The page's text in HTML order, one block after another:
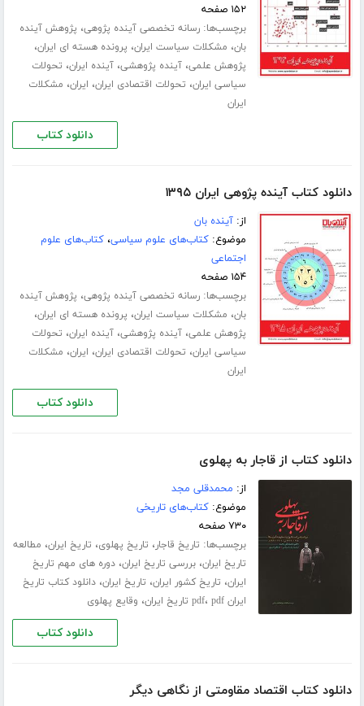
۱۵۲ صفحه
برچسب‌ها:رسانه تخصصی آینده پژوهی، پژوهش آینده
بان، مشکلات سیاست ایران، پرونده هسته ای ایران،
پژوهش علمی،آینده پژوهشی،آینده ایران، تحولات
سیاسی ایران، تحولات اقتصادی ایران، ایران، مشکلات
ایران
دانلود کتاب
دانلود کتاب آینده پژوهی ایران ۱۳۹۵
از:آینده بان
موضوع:کتاب‌های علوم سیاسی،کتاب‌های علوم
اجتماعی
۱۵۴ صفحه
برچسب‌ها:رسانه تخصصی آینده پژوهی، پژوهش آینده
بان، مشکلات سیاست ایران، پرونده هسته ای ایران،
پژوهش علمی،آینده پژوهشی،آینده ایران، تحولات
سیاسی ایران، تحولات اقتصادی ایران، ایران، مشکلات
ایران
دانلود کتاب
دانلود کتاب از قاجار به پهلوی
از: محمدقلی مجد
موضوع:کتاب‌های تاریخی
۷۳۰ صفحه
برچسب‌ها: تاریخ قاجار، تاریخ پهلوی، تاریخ ایران، مطالعه
تاریخ ایران،بررسی تاریخ ایران،دوره های مهم تاریخ
ایران، تاریخ کشور ایران، تاریخ ایران،دانلود کتاب تاریخ
ایران pdf
، pdf تاریخ ایران ، وقایع پهلوی
دانلود کتاب
دانلود کتاب اقتصاد مقاومتی از نگاهی دیگر